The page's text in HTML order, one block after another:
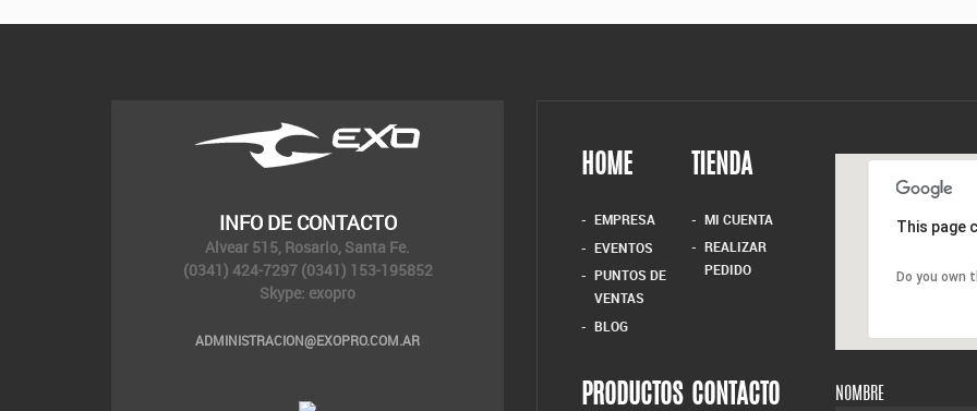
INFO DE CONTACTO
Alvear 515, Rosario, Santa Fe.
(0341) 424-7297 (0341) 153-195852
Skype: exopro
ADMINISTRACION@EXOPRO.COM.AR
HOME
EMPRESA
EVENTOS
PUNTOS DE
VENTAS
BLOG
TIENDA
MI CUENTA
REALIZAR
PEDIDO
PRODUCTOS CONTACTO
This page
Do you own
NOMBRE